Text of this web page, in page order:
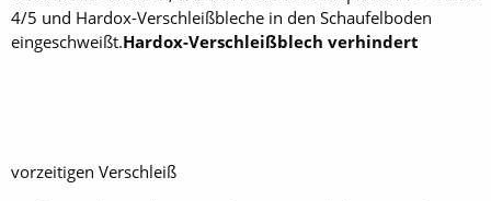
4/5 und Hardox-Verschleißbleche in den Schaufelboden
eingeschweißt.Hardox-Verschleißblech verhindert
vorzeitigen Verschleiß